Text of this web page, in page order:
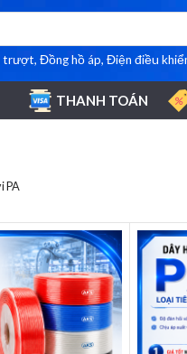
trượt, Đồng hồ áp, Điện điều
THANH TOÁN
PA